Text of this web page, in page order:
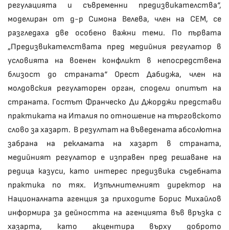
регулацията и съвременни предизвикателства“,
моделиран от д-р Симона Велева, член на СЕМ, се
разгледаха две особено важни теми. По първата
„Предизвикателствата пред медийния регулатор в
условията на военен конфликт в непосредствена
близост до страната“ Орест Дабиджа, член на
молдовския регулаторен орган, сподели опитът на
страната. Гостът Франческо Ди Джорджи представи
практиката на Италия по отношение на търговското
слово за хазарт. В резултат на въведената абсолютна
забрана на рекламата на хазарт в страната,
медийният регулатор е изправен пред решаване на
редица казуси, като интерес предизвика съдебната
практика по тях. Изпълнителният директор на
Националната агенция за приходите Борис Михайлов
информира за дейността на агенцията във връзка с
хазарта, като акцентира върху доброто